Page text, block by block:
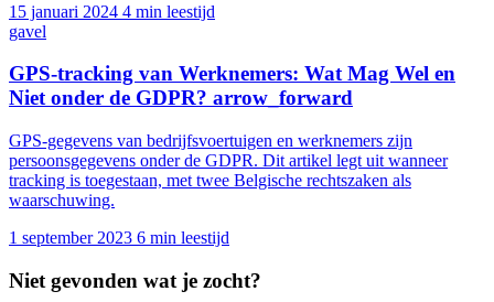
15 januari 2024 4 min leestijd
gavel
GPS-tracking van Werknemers: Wat Mag Wel en
Niet onder de GDPR? arrow_forward
GPS-gegevens van bedrijfsvoertuigen en werknemers zijn
persoonsgegevens onder de GDPR. Dit artikel legt uit wanneer
tracking is toegestaan, met twee Belgische rechtszaken als
waarschuwing.
1 september 2023 6 min leestijd
Niet gevonden wat je zocht?